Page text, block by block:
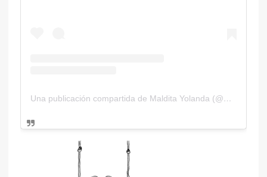
Una publicación compartida de Maldita Yolanda (@malditayolanda)